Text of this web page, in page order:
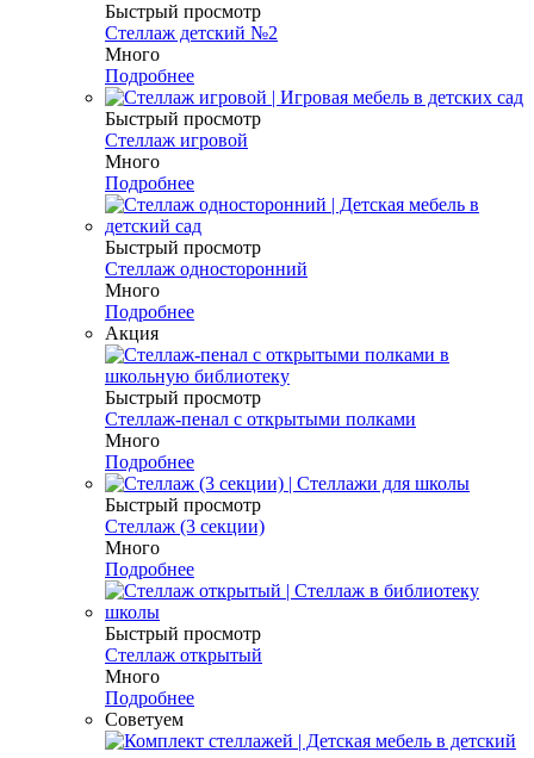
Быстрый просмотр
Стеллаж детский №2
Много
Подробнее
Быстрый просмотр
Стеллаж игровой
Много
Подробнее
Быстрый просмотр
Стеллаж односторонний
Много
Подробнее
Акция
Быстрый просмотр
Стеллаж-пенал с открытыми полками
Много
Подробнее
Быстрый просмотр
Стеллаж (3 секции)
Много
Подробнее
Быстрый просмотр
Стеллаж открытый
Много
Подробнее
Советуем